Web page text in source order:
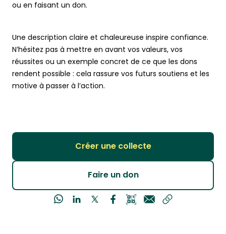
ou en faisant un don.
Une description claire et chaleureuse inspire confiance.
N’hésitez pas à mettre en avant vos valeurs, vos
réussites ou un exemple concret de ce que les dons
rendent possible : cela rassure vos futurs soutiens et les
motive à passer à l’action.
Créer une collecte
Faire un don